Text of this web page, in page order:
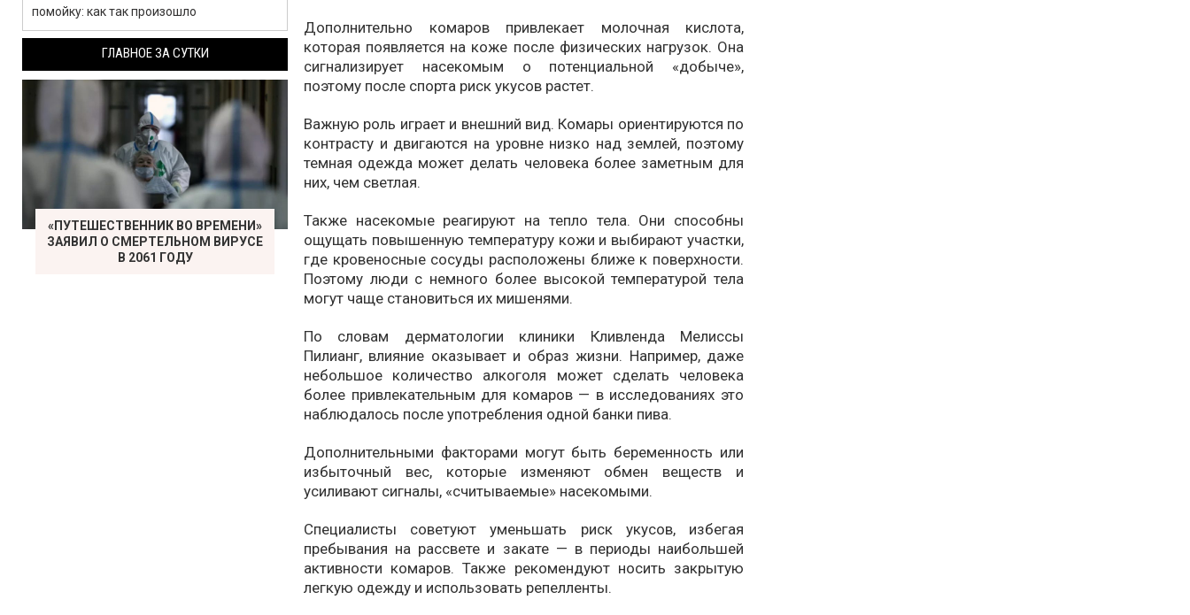
Дополнительно комаров привлекает молочная кислота,
которая появляется на коже после физических нагрузок. Она
сигнализирует насекомым о потенциальной «добыче»,
поэтому после спорта риск укусов растет.
Важную роль играет и внешний вид. Комары ориентируются по
контрасту и двигаются на уровне низко над землей, поэтому
темная одежда может делать человека более заметным для
них, чем светлая.
Также насекомые реагируют на тепло тела. Они способны
ощущать повышенную температуру кожи и выбирают участки,
где кровеносные сосуды расположены ближе к поверхности.
Поэтому люди с немного более высокой температурой тела
могут чаще становиться их мишенями.
По словам дерматологии клиники Кливленда Мелиссы
Пилианг, влияние оказывает и образ жизни. Например, даже
небольшое количество алкоголя может сделать человека
более привлекательным для комаров — в исследованиях это
наблюдалось после употребления одной банки пива.
Дополнительными факторами могут быть беременность или
избыточный вес, которые изменяют обмен веществ и
усиливают сигналы, «считываемые» насекомыми.
Специалисты советуют уменьшать риск укусов, избегая
пребывания на рассвете и закате — в периоды наибольшей
активности комаров. Также рекомендуют носить закрытую
легкую одежду и использовать репелленты.
помойку: как так произошло
ГЛАВНОЕ ЗА СУТКИ
«ПУТЕШЕСТВЕННИК ВО ВРЕМЕНИ»
ЗАЯВИЛ О СМЕРТЕЛЬНОМ ВИРУСЕ
В 2061 ГОДУ